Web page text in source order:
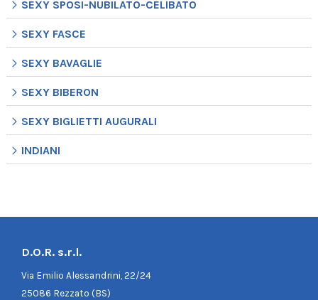
SEXY SPOSI-NUBILATO-CELIBATO
SEXY FASCE
SEXY BAVAGLIE
SEXY BIBERON
SEXY BIGLIETTI AUGURALI
INDIANI
D.O.R. s.r.l.
Via Emilio Alessandrini, 22/24
25086 Rezzato (BS)